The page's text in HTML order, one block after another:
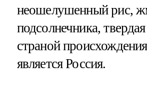
неошелушенный рис,
подсолнечника,
страной
является Россия.